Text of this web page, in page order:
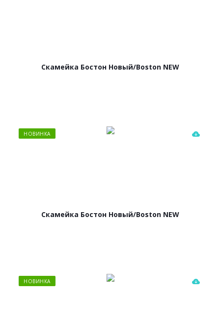
Скамейка Бостон Новый/Boston NEW
НОВИНКА
Скамейка Бостон Новый/Boston NEW
НОВИНКА